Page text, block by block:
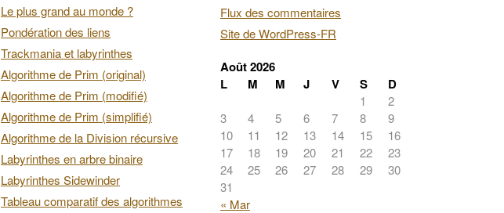
Le plus grand au monde ?
Pondération des liens
Trackmania et labyrinthes
Algorithme de Prim (original)
Algorithme de Prim (modifié)
Algorithme de Prim (simplifié)
Algorithme de la Division récursive
Labyrinthes en arbre binaire
Labyrinthes Sidewinder
Tableau comparatif des algorithmes
Flux des commentaires
Site de WordPress-FR
Août 2026
L
M M J V S D
1
2
3
4 5 6 7 8
9
10
11 12 13 14 15
16
17
18 19 20 21 22
23
24
25 26 27 28 29
30
31
« Mar